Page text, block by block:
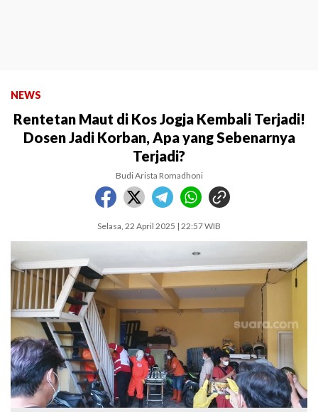
NEWS
Rentetan Maut di Kos Jogja Kembali Terjadi!
Dosen Jadi Korban, Apa yang Sebenarnya
Terjadi?
Budi Arista Romadhoni
Selasa, 22 April 2025 | 22:57 WIB